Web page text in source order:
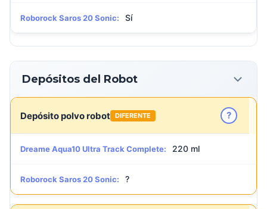
Roborock Saros 20 Sonic: Sí
Depósitos del Robot
Depósito polvo robot DIFERENTE ?
Dreame Aqua10 Ultra Track Complete: 220 ml
Roborock Saros 20 Sonic: ?